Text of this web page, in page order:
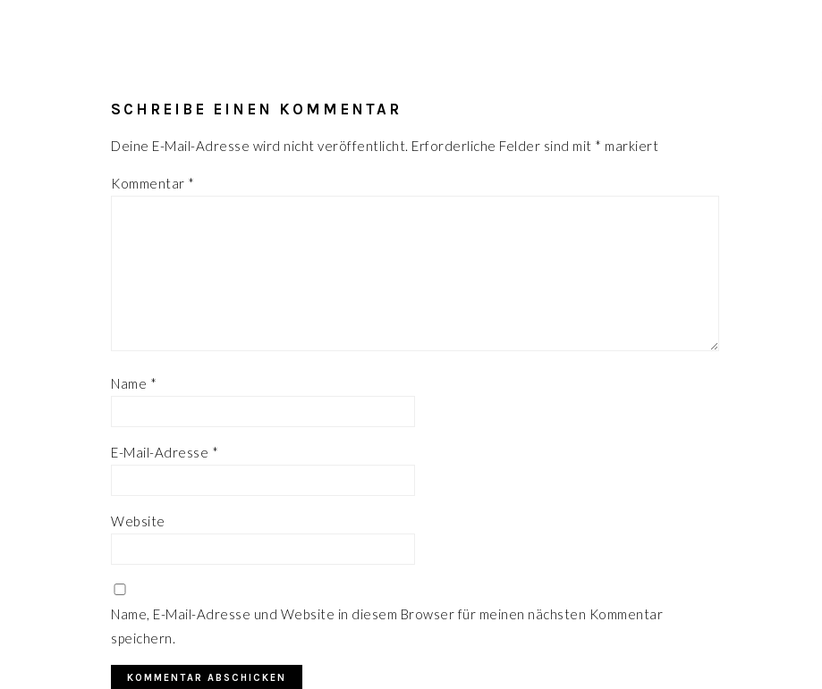
SCHREIBE EINEN KOMMENTAR
Deine E-Mail-Adresse wird nicht veröffentlicht. Erforderliche Felder sind mit * markiert
Kommentar *
Name *
E-Mail-Adresse *
Website
Name, E-Mail-Adresse und Website in diesem Browser für meinen nächsten Kommentar
speichern.